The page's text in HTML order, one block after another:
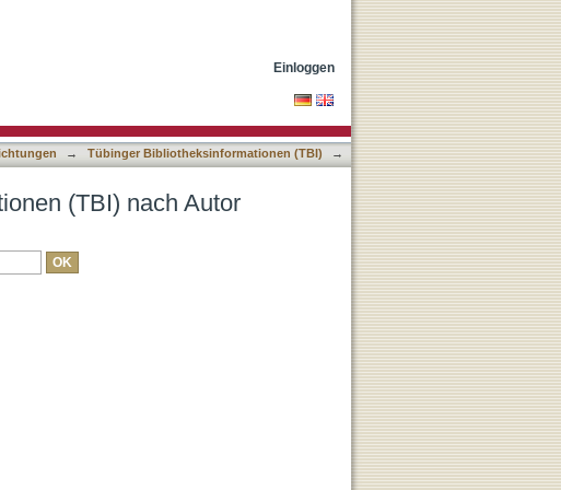
Einloggen
→ Tübinger Bibliotheksinformationen (TBI)
→
(TBI) nach Autor